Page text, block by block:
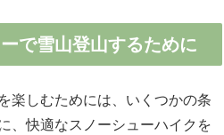
で雪山登山するために
楽しむためには、いくつかの条
、快適なスノーシューハイクを